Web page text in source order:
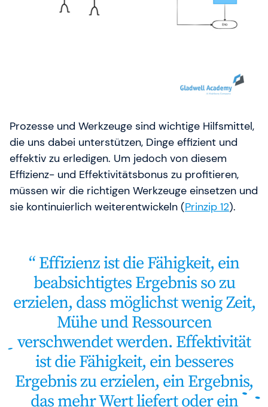
Prozesse und Werkzeuge sind wichtige Hilfsmittel,
die uns dabei unterstützen, Dinge effizient und
effektiv zu erledigen. Um jedoch von diesem
Effizienz- und Effektivitätsbonus zu profitieren,
müssen wir die richtigen Werkzeuge einsetzen und
sie kontinuierlich weiterentwickeln (Prinzip 12).
Effizienz ist die Fähigkeit, ein
beabsichtigtes Ergebnis so zu
erzielen, dass möglichst wenig Zeit,
Mühe und Ressourcen
verschwendet werden. Effektivität
ist die Fähigkeit, ein besseres
Ergebnis zu erzielen, ein Ergebnis,
das mehr Wert liefert oder ein